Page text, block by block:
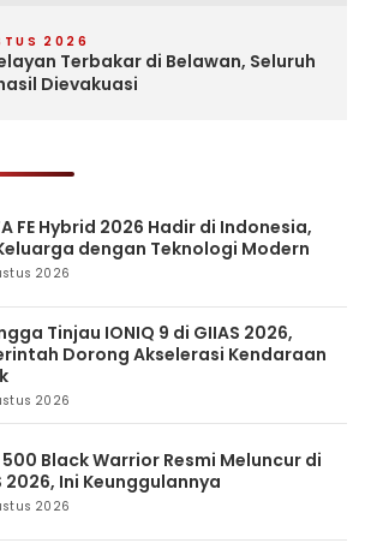
2026
Terbakar di Belawan, Seluruh
Dievakuasi
FE Hybrid 2026 Hadir di Indonesia,
dengan Teknologi Modern
2026
Tinjau IONIQ 9 di GIIAS 2026,
Dorong Akselerasi Kendaraan
2026
Black Warrior Resmi Meluncur di
2026, Ini Keunggulannya
2026